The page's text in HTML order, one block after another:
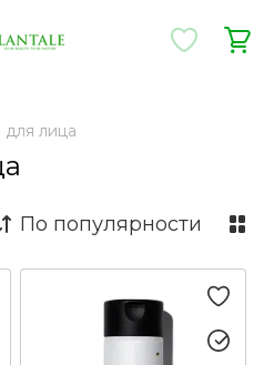
лица
По популярности